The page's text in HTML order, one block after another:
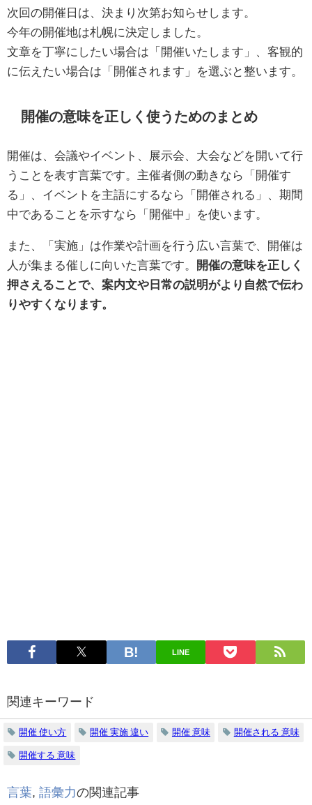
次回の開催日は、決まり次第お知らせします。
今年の開催地は札幌に決定しました。
文章を丁寧にしたい場合は「開催いたします」、客観的
に伝えたい場合は「開催されます」を選ぶと整います。
開催の意味を正しく使うためのまとめ
開催は、会議やイベント、展示会、大会などを開いて行
うことを表す言葉です。主催者側の動きなら「開催す
る」、イベントを主語にするなら「開催される」、期間
中であることを示すなら「開催中」を使います。
また、「実施」は作業や計画を行う広い言葉で、開催は
人が集まる催しに向いた言葉です。
開催の意味を正しく
押さえることで、案内文や日常の説明がより自然で伝わ
りやすくなります。
LINE
関連キーワード
開催 使い方 開催 実施 違い 開催 意味 開催される 意味
開催する 意味
言葉, 語彙力の関連記事